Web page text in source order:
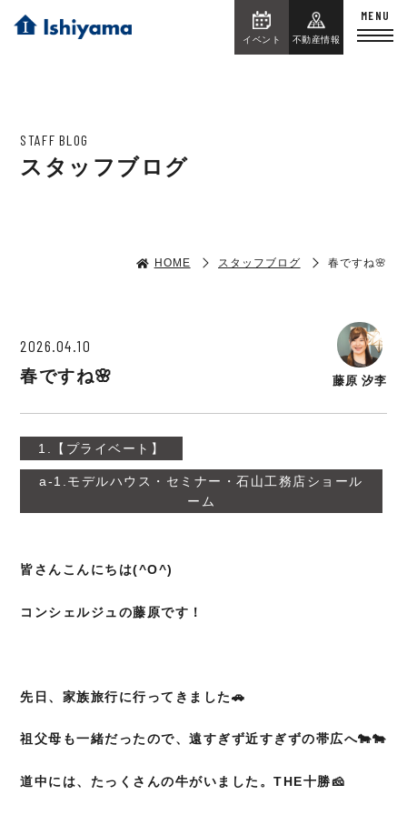
STAFF BLOG
スタッフブログ
HOME スタッフブログ 春ですね🌸
2026.04.10
春ですね🌸 藤原 汐李
1.【プライベート】
a-1.モデルハウス・セミナー・石山工務店ショール
ーム
皆さんこんにちは(^O^)
コンシェルジュの藤原です！
先日、家族旅行に行ってきました🚗
祖父母も一緒だったので、遠すぎず近すぎずの帯広へ🐄🐄
道中には、たっくさんの牛がいました。THE十勝🧀
イベント 不動産情報